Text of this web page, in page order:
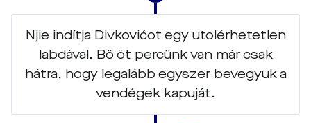
Njie indítja Divkovićot egy utolérhetetlen
labdával. Bő öt percünk van már csak
hátra, hogy legalább egyszer bevegyük a
vendégek kapuját.